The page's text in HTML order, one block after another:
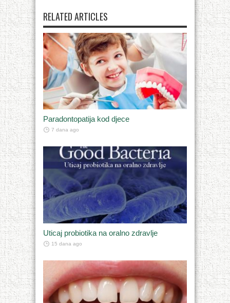
RELATED ARTICLES
Paradontopatija kod djece
7 dana ago
Uticaj probiotika na oralno zdravlje
15 dana ago